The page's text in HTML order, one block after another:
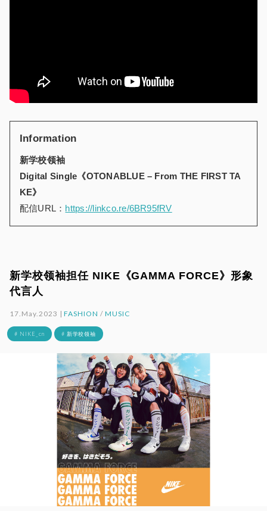
Information
新学校领袖
Digital Single《OTONABLUE – From THE FIRST TA
KE》
配信URL： https://linkco.re/6BR95fRV
新学校领袖担任 NIKE《GAMMA FORCE》形象
代言人
17.May.2023 |FASHION /MUSIC
# NIKE_cn # 新学校领袖